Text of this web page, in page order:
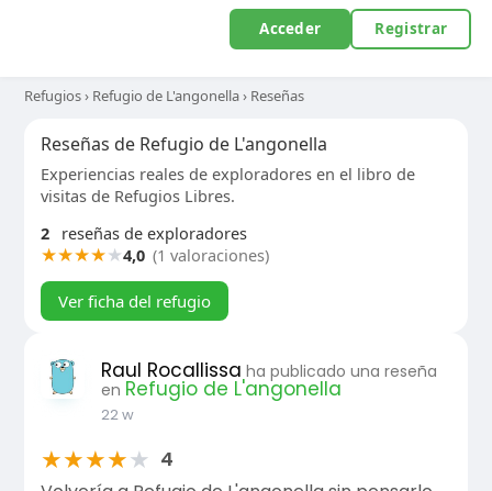
Acceder Registrar
Refugios› Refugio de L'angonella› Reseñas
Reseñas de Refugio de L'angonella
Experiencias reales de exploradores en el libro de
visitas de Refugios Libres.
2
reseñas de exploradores
★★★★★4,0 (1 valoraciones)
Ver ficha del refugio
Raul Rocallissa ha publicado una reseña
en Refugio de L'angonella
22 w
★★★★★ 4